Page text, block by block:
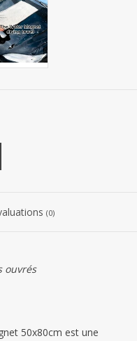
(0)
ouvrés
50x80cm est une